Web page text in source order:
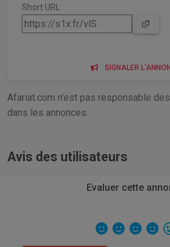
Short URL:
SIGNALER
Afariat.com n'est pas responsable
dans les annonces.
Avis des utilisateurs
Evaluer cette